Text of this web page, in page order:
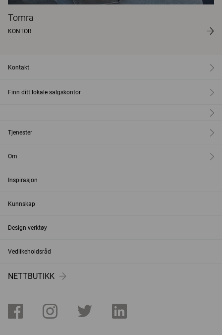
Tomra
KONTOR
Kontakt
Finn ditt lokale salgskontor
Tjenester
Om
Inspirasjon
Kunnskap
Design verktøy
Vedlikeholdsråd
NETTBUTIKK